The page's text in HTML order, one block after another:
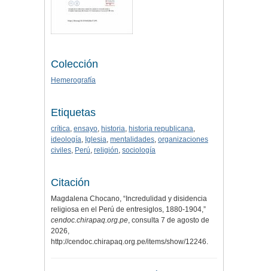
Colección
Hemerografía
Etiquetas
crítica, ensayo, historia, historia republicana,
ideología, Iglesia, mentalidades, organizaciones
civiles, Perú, religión, sociología
Citación
Magdalena Chocano, “Incredulidad y disidencia
religiosa en el Perú de entresiglos, 1880-1904,”
cendoc.chirapaq.org.pe, consulta 7 de agosto de
2026,
http://cendoc.chirapaq.org.pe/items/show/12246.